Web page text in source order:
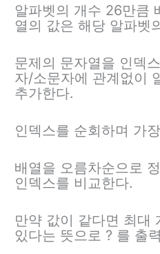
알파벳의 개수 26만큼
열의 값은 해당 알파벳
문제의 문자열을 인덱
자/소문자에 관계없이
추가한다.
인덱스를 순회하며 가
배열을 오름차순으로
인덱스를 비교한다.
만약 값이 같다면 최대
있다는 뜻으로 ? 를 출